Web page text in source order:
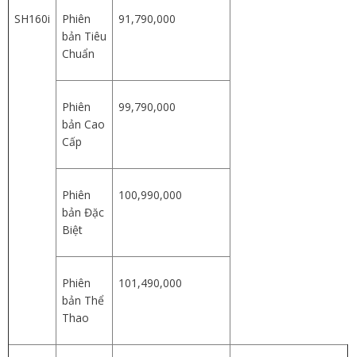
SH160i
Phiên
bản Tiêu
Chuẩn
91,790,000
Phiên
bản Cao
Cấp
99,790,000
Phiên
bản Đặc
Biệt
100,990,000
Phiên
bản Thể
Thao
101,490,000